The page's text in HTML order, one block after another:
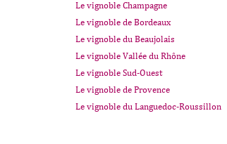
Le vignoble Champagne
Le vignoble de Bordeaux
Le vignoble du Beaujolais
Le vignoble Vallée du Rhône
Le vignoble Sud-Ouest
Le vignoble de Provence
Le vignoble du Languedoc-Roussillon